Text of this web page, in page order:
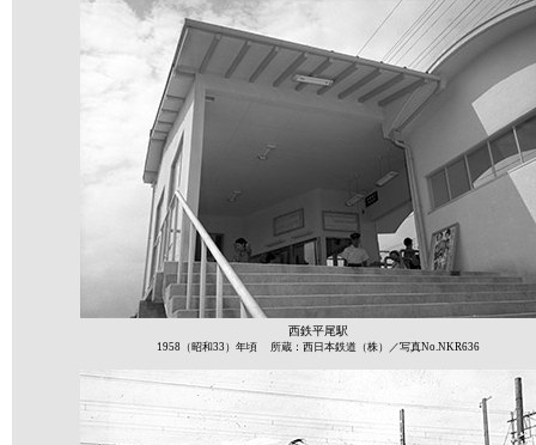
西鉄平尾駅
1958（昭和33）年頃 所蔵：西日本鉄道（株）／写真No.NKR636